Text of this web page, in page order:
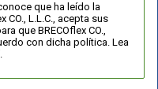
que ha leído la
CO., L.L.C., acepta sus
que BRECOflex CO.,
con dicha política. Lea